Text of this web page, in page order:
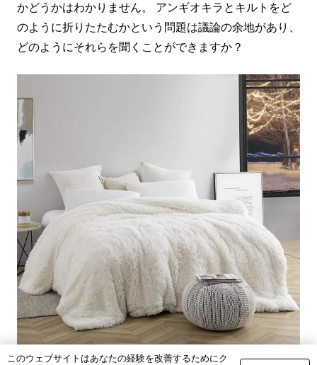
かどうかはわかりません。 アンギオキラとキルトをど
のように折りたたむかという問題は議論の余地があり、
どのようにそれらを聞くことができますか？
このウェブサイトはあなたの経験を改善するためにク